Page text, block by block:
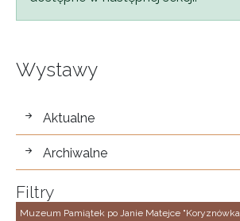
Wystawy
wystawy
Aktualne
Archiwalne
Filtry
Muzeum Pamiątek po Janie Matejce